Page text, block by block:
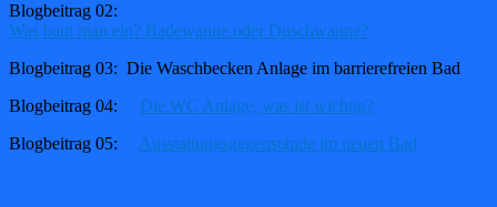
Blogbeitrag 02:
Was baut man ein? Badewanne oder Duschwanne?
Blogbeitrag 03: Die Waschbecken Anlage im barrierefreien Bad
Blogbeitrag 04: Die WC Anlage, was ist wichtig?
Blogbeitrag 05: Ausstattungsgegenstände im neuen Bad